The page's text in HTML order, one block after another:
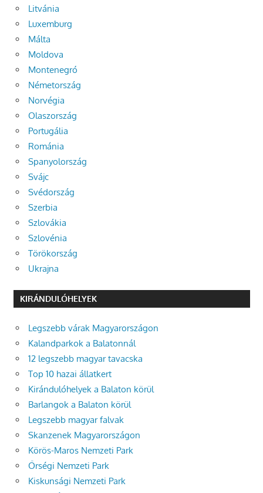
Litvánia
Luxemburg
Málta
Moldova
Montenegró
Németország
Norvégia
Olaszország
Portugália
Románia
Spanyolország
Svájc
Svédország
Szerbia
Szlovákia
Szlovénia
Törökország
Ukrajna
KIRÁNDULÓHELYEK
Legszebb várak Magyarországon
Kalandparkok a Balatonnál
12 legszebb magyar tavacska
Top 10 hazai állatkert
Kirándulóhelyek a Balaton körül
Barlangok a Balaton körül
Legszebb magyar falvak
Skanzenek Magyarországon
Körös-Maros Nemzeti Park
Őrségi Nemzeti Park
Kiskunsági Nemzeti Park